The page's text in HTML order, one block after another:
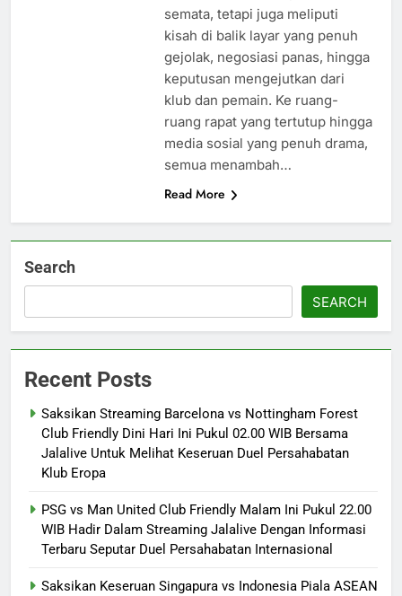
semata, tetapi juga meliputi
kisah di balik layar yang penuh
gejolak, negosiasi panas, hingga
keputusan mengejutkan dari
klub dan pemain. Ke ruang-
ruang rapat yang tertutup hingga
media sosial yang penuh drama,
semua menambah…
Read More
Search
SEARCH
Recent Posts
Saksikan Streaming Barcelona vs Nottingham Forest
Club Friendly Dini Hari Ini Pukul 02.00 WIB Bersama
Jalalive Untuk Melihat Keseruan Duel Persahabatan
Klub Eropa
PSG vs Man United Club Friendly Malam Ini Pukul 22.00
WIB Hadir Dalam Streaming Jalalive Dengan Informasi
Terbaru Seputar Duel Persahabatan Internasional
Saksikan Keseruan Singapura vs Indonesia Piala ASEAN